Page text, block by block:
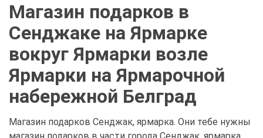
Магазин подарков в
Сенджаке на Ярмарке
вокруг Ярмарки возле
Ярмарки на Ярмарочной
набережной Белград
Магазин подарков Сенджак, ярмарка. Они тебе нужны